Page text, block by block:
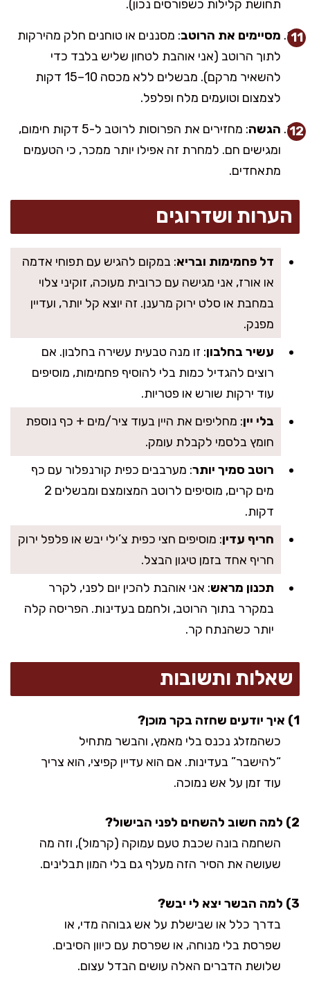
תחושת קלילות כשפורסים נכון).
מסיימים את הרוטב: מסננים או טוחנים חלק מהירקות
לתוך הרוטב (אני אוהבת לטחון שליש בלבד כדי
להשאיר מרקם). מבשלים ללא מכסה 10–15 דקות
לצמצום וטועמים מלח ופלפל.
הגשה
: מחזירים את הפרוסות לרוטב ל-5 דקות חימום,
ומגישים חם. למחרת זה אפילו יותר ממכר, כי הטעמים
מתאחדים.
הערות ושדרוגים
דל פחמימות ובריא: במקום להגיש עם תפוחי אדמה
או אורז, אני מגישה עם כרובית מעוכה, זוקיני צלוי
במחבת או סלט ירוק מרענן. זה יוצא קל יותר, ועדיין
מפנק.
עשיר בחלבון: זו מנה טבעית עשירה בחלבון. אם
רוצים להגדיל כמות בלי להוסיף פחמימות, מוסיפים
עוד ירקות שורש או פטריות.
בלי יין: מחליפים את היין בעוד ציר/מים + כף נוספת
חומץ בלסמי לקבלת עומק.
רוטב סמיך יותר: מערבבים כפית קורנפלור עם כף
מים קרים, מוסיפים לרוטב המצומצם ומבשלים 2
דקות.
חריף עדין: מוסיפים חצי כפית צ’ילי יבש או פלפל ירוק
חריף אחד בזמן טיגון הבצל.
תכנון מראש: אני אוהבת להכין יום לפני, לקרר
במקרר בתוך הרוטב, ולחמם בעדינות. הפריסה קלה
יותר כשהנתח קר.
שאלות ותשובות
1) איך יודעים שחזה בקר מוכן?
כשהמזלג נכנס בלי מאמץ, והבשר מתחיל
“להישבר” בעדינות. אם הוא עדיין קפיצי, הוא צריך
עוד זמן על אש נמוכה.
2) למה חשוב להשחים לפני הבישול?
השחמה בונה שכבת טעם עמוקה (קרמול), וזה מה
שעושה את הסיר הזה מעלף גם בלי המון תבלינים.
3) למה הבשר יצא לי יבש?
בדרך כלל או שבישלת על אש גבוהה מדי, או
שפרסת בלי מנוחה, או שפרסת עם כיוון הסיבים.
שלושת הדברים האלה עושים הבדל עצום.